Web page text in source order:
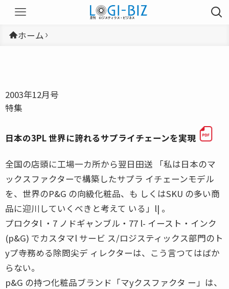
ホーム
2003年12月号
特集
日本の3PL 世界に誇れるサプライチェーンを実現
全国の店頭に工場一カ所から翌日田送 「私は日本のマ
ックスファクターで構築したサプラ イチェーンモデル
を、世界のP&G の向級化粧品、も しくはSKU の多い商
品に迎川していくべきと考えて いる」l| 。
プロクタl ・7 ノドギャンブル・77 l- イースト・インク
(p&G) でカスタマl サービ ス/ロジスティックス部門のト
yプ寺務める除問尖デ ィレクターは、こう言つてはばか
らない。
p&G の持つ化粧品ブランド「マyクスファクタ ー」は、